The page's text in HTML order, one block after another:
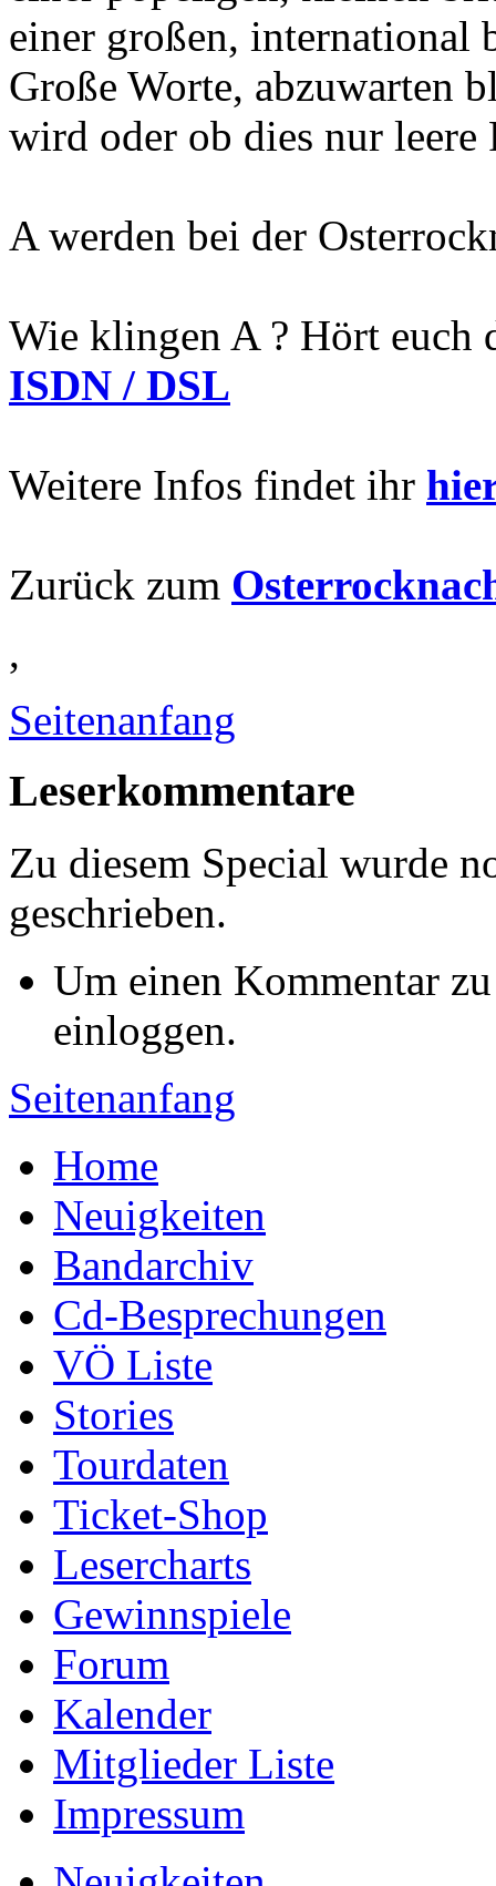
einer großen, international
Große Worte, abzuwarten
wird oder ob dies nur leere
A werden bei der
Wie klingen A ? Hört euch
ISDN / DSL
Weitere Infos findet ihr
Zurück zum
,
Seitenanfang
Leserkommentare
Zu diesem Special wurde
geschrieben.
Um einen Kommentar
einloggen.
Seitenanfang
Home
Neuigkeiten
Bandarchiv
Cd-Besprechungen
VÖ Liste
Stories
Tourdaten
Ticket-Shop
Lesercharts
Gewinnspiele
Forum
Kalender
Mitglieder Liste
Impressum